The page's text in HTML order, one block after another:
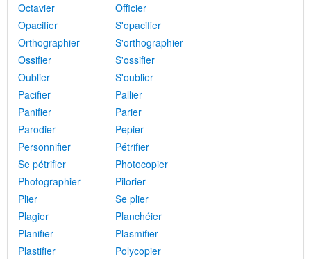
Octavier
Officier
Opacifier
S'opacifier
Orthographier
S'orthographier
Ossifier
S'ossifier
Oublier
S'oublier
Pacifier
Pallier
Panifier
Parier
Parodier
Pepier
Personnifier
Pétrifier
Se pétrifier
Photocopier
Photographier
Pilorier
Plier
Se plier
Plagier
Planchéier
Planifier
Plasmifier
Plastifier
Polycopier